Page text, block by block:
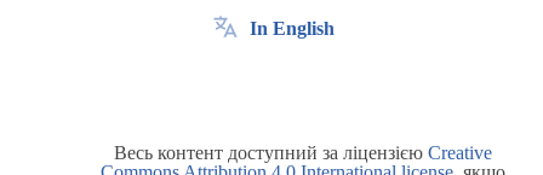
In English
Весь контент доступний за ліцензією Creative